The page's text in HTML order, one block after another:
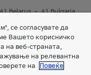
A1 Belarus
A1 Bulgaria
се согласувате да
Вашето корисничко
на веб-страната,
на релевантна
на
Повеќе